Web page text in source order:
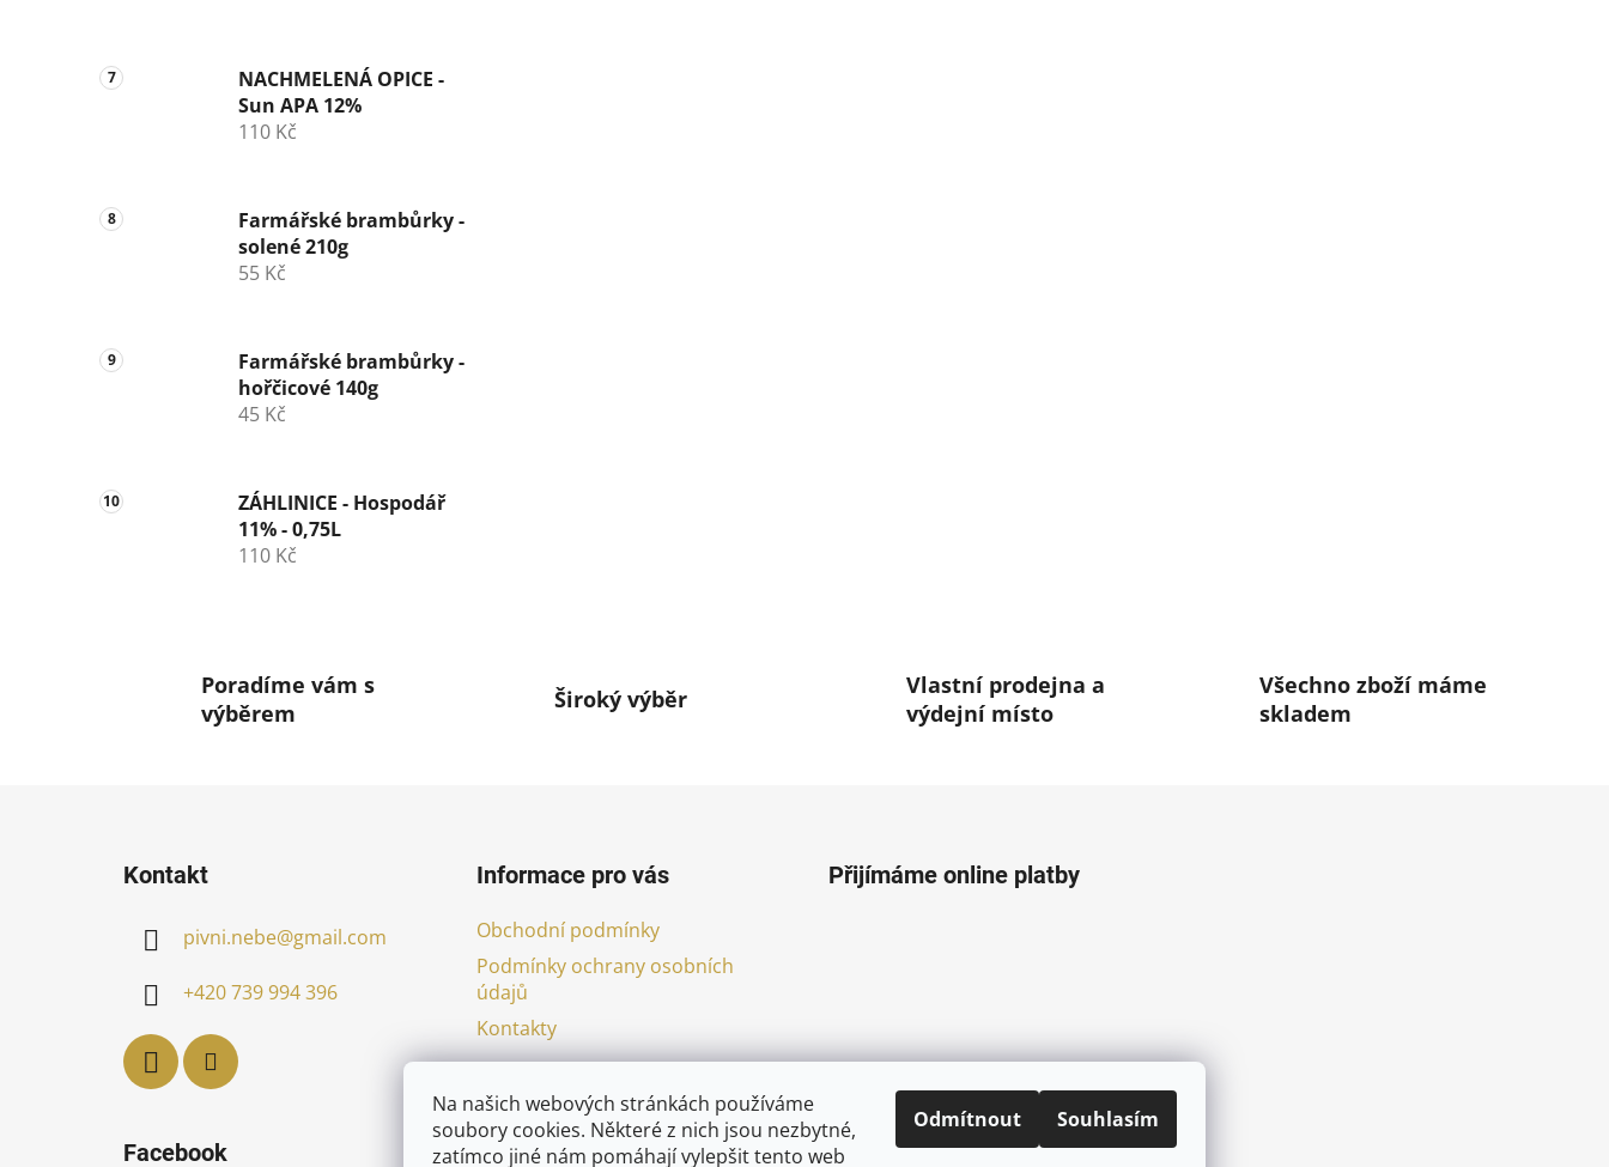
Na našich webových stránkách používáme
soubory cookies. Některé z nich jsou nezbytné,
zatímco jiné nám pomáhají vylepšit tento web
Odmítnout Souhlasím
NACHMELENÁ OPICE -
Sun APA 12%
110 Kč
Farmářské brambůrky -
solené 210g
55 Kč
Farmářské brambůrky -
hořčicové 140g
45 Kč
ZÁHLINICE - Hospodář
11% - 0,75L
110 Kč
Poradíme vám s
výběrem
Široký výběr
Vlastní prodejna a
výdejní místo
Všechno zboží máme
skladem
Kontakt
pivni.nebe@gmail.com
+420 739 994 396
Informace pro vás
Obchodní podmínky
Podmínky ochrany osobních
údajů
Kontakty
Přijímáme online platby
Facebook